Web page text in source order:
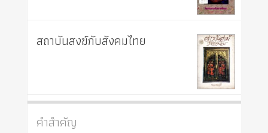
สถาบันสงฆ์กับสังคมไทย
คำสำคัญ